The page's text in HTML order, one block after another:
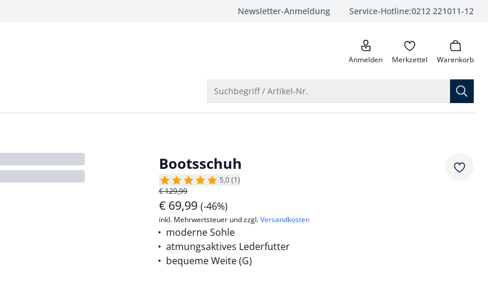
Newsletter-Anmeldung Service-Hotline:0212 221011-12
anrufen
Anmelden Merkzettel Warenkorb
Suchbegriff / Artikel-Nr.
Bootsschuh
5,0 (1)
€ 129,99
€ 69,99(-46%)
inkl. Mehrwertsteuer und zzgl.Versandkosten
moderne Sohle
atmungsaktives Lederfutter
bequeme Weite (G)